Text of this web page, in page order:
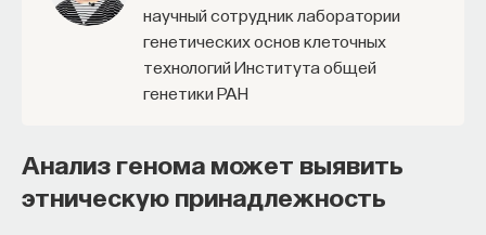
научный сотрудник лаборатории
генетических основ клеточных
технологий Института общей
генетики РАН
Анализ генома может выявить
этническую принадлежность